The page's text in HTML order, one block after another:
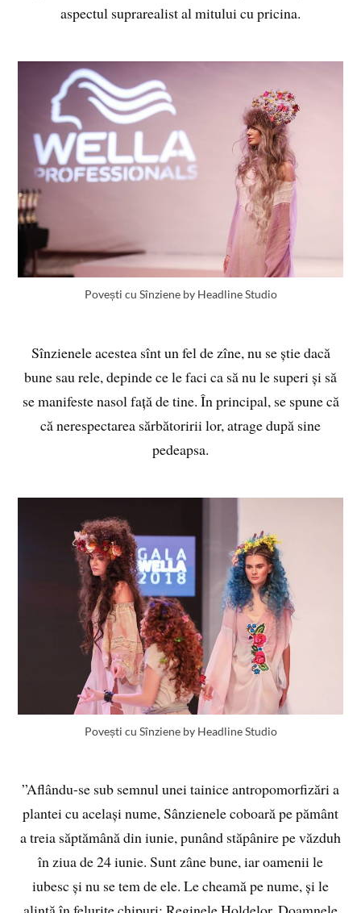
aspectul suprarealist al mitului cu pricina.
Povești cu Sînziene by Headline Studio
Sînzienele acestea sînt un fel de zîne, nu se știe dacă
bune sau rele, depinde ce le faci ca să nu le superi și să
se manifeste nasol față de tine. În principal, se spune că
că nerespectarea sărbătoririi lor, atrage după sine
pedeapsa.
Povești cu Sînziene by Headline Studio
”Aflându-se sub semnul unei tainice antropomorfizări a
plantei cu același nume, Sânzienele coboară pe pământ
a treia săptămână din iunie, punând stăpânire pe văzduh
în ziua de 24 iunie. Sunt zâne bune, iar oamenii le
iubesc și nu se tem de ele. Le cheamă pe nume, și le